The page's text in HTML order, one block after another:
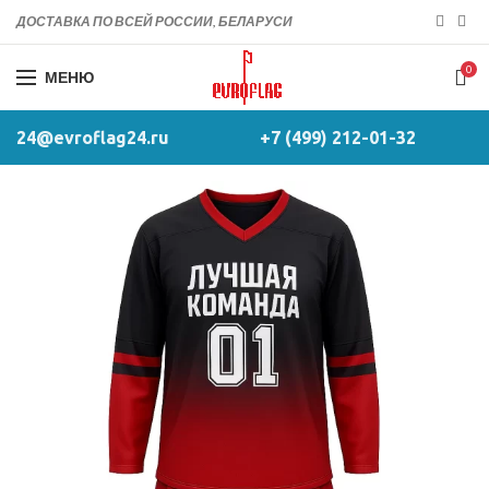
ДОСТАВКА ПО ВСЕЙ РОССИИ, БЕЛАРУСИ
МЕНЮ 0
24@evroflag24.ru +7 (499) 212-01-32